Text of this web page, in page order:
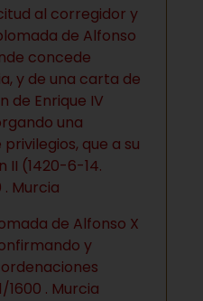
al corregidor y
de Alfonso
concede
y de una carta de
de Enrique IV
una
que a su
II (1420-6-14.
Murcia
de Alfonso X
y
1600 . Murcia